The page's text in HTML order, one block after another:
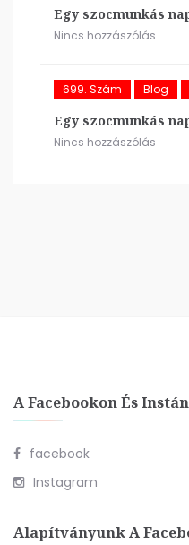
Egy szocmunkás
Nincs hozzászólás
699. Szám Blog
Egy szocmunkás
Nincs hozzászólás
A Facebookon És
facebook
Instagram
Alapítványunk A